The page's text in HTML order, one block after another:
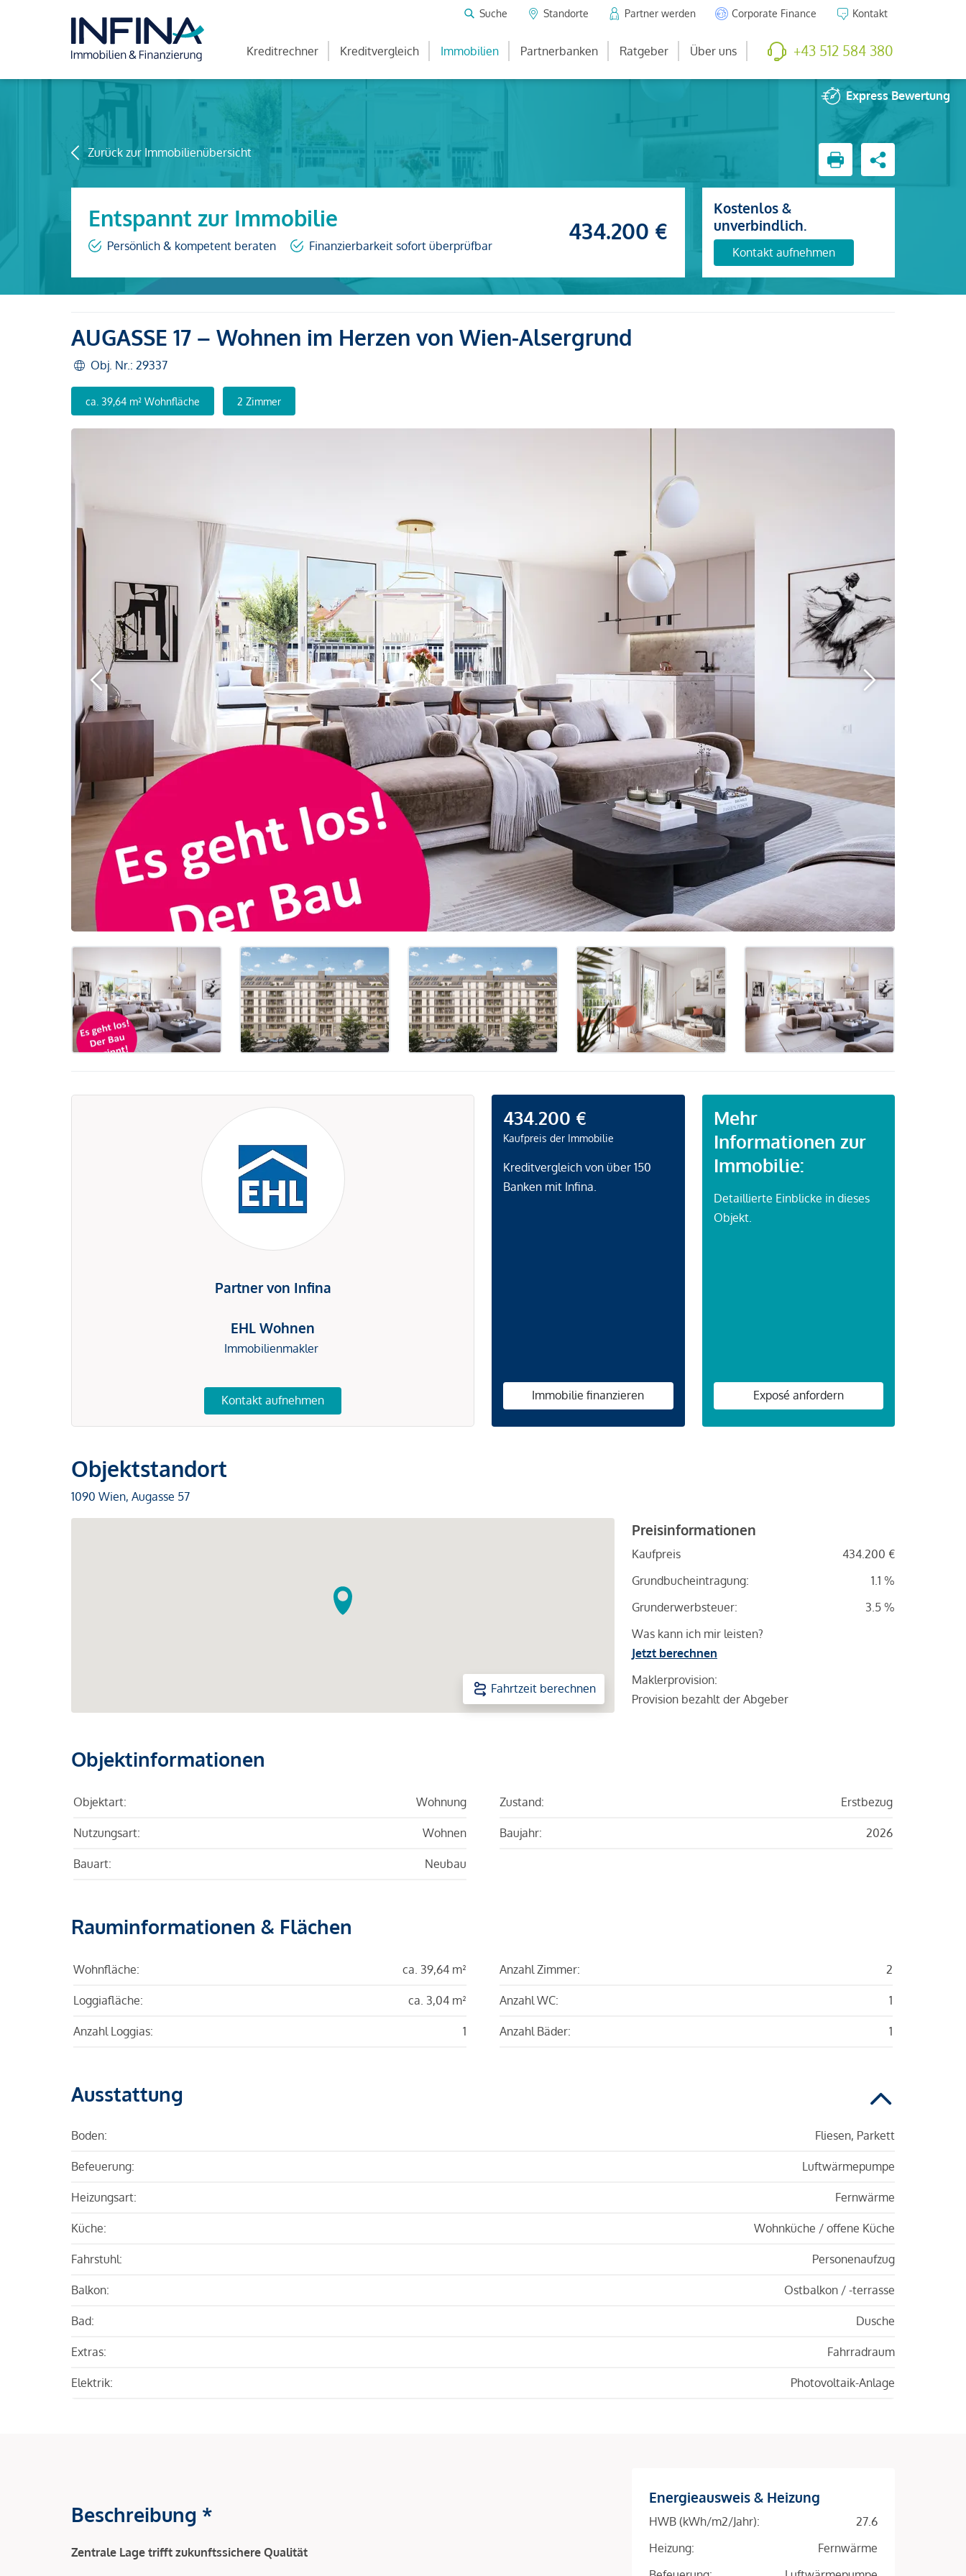
Suche Standorte Partner werden Corporate Finance Kontakt
Kreditrechner Kreditvergleich Immobilien Partnerbanken Ratgeber Über uns +43 512 584 380
ExpressBewertung
Zurück zur Immobilienübersicht
Entspannt zur Immobilie
Persönlich & kompetent beraten Finanzierbarkeit sofort überprüfbar
434.200 €
Kostenlos &
unverbindlich.
Kontakt aufnehmen
AUGASSE 17 – Wohnen im Herzen von Wien-Alsergrund
Obj. Nr.: 29337
ca. 39,64 m² Wohnfläche 2 Zimmer
Partner von Infina
EHL Wohnen
Immobilienmakler
Kontakt aufnehmen
434.200 €
Kaufpreis der Immobilie
Kreditvergleich von über 150
Banken mit Infina.
Immobilie finanzieren
Mehr
Informationen zur
Immobilie:
Detaillierte Einblicke in dieses
Objekt.
Exposé anfordern
Objektstandort
1090 Wien, Augasse 57
Fahrtzeit berechnen
Preisinformationen
Kaufpreis
434.200 €
Grundbucheintragung:
1.1 %
Grunderwerbsteuer:
3.5 %
Was kann ich mir leisten?
Jetzt berechnen
Maklerprovision:
Provision bezahlt der Abgeber
Objektinformationen
Objektart: Wohnung
Nutzungsart: Wohnen
Bauart: Neubau
Zustand: Erstbezug
Baujahr: 2026
Rauminformationen & Flächen
Wohnfläche: ca. 39,64 m²
Loggiafläche: ca. 3,04 m²
Anzahl Loggias: 1
Anzahl Zimmer: 2
Anzahl WC: 1
Anzahl Bäder: 1
Ausstattung
Boden: Fliesen, Parkett
Befeuerung: Luftwärmepumpe
Heizungsart: Fernwärme
Küche: Wohnküche / offene Küche
Fahrstuhl: Personenaufzug
Balkon: Ostbalkon / -terrasse
Bad: Dusche
Extras: Fahrradraum
Elektrik: Photovoltaik-Anlage
Beschreibung *
Zentrale Lage trifft zukunftssichere Qualität
Energieausweis & Heizung
HWB (kWh/m2/Jahr):
27.6
Heizung:
Fernwärme